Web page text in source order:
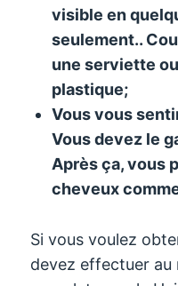
visible en
seulement..
une serviette
plastique;
Vous vous
Vous devez le
Après ça, vous
cheveux
Si vous voulez
devez effectuer